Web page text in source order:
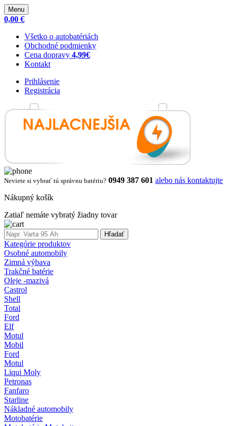
Menu
0,00 €
Všetko o autobatériách
Obchodné podmienky
Cena dopravy 4,99€
Kontakt
Prihlásenie
Registrácia
Neviete si vybrať tú správnu batériu? 0949 387 601 alebo nás kontaktujte
Nákupný košík
Zatiaľ nemáte vybratý žiadny tovar
Hľadať
Kategórie produktov
Osobné automobily
Zimná výbava
Trakčné batérie
Oleje -mazivá
Castrol
Shell
Total
Ford
Elf
Motul
Mobil
Ford
Motul
Liqui Moly
Petronas
Fanfaro
Starline
Nákladné automobily
Motobatérie